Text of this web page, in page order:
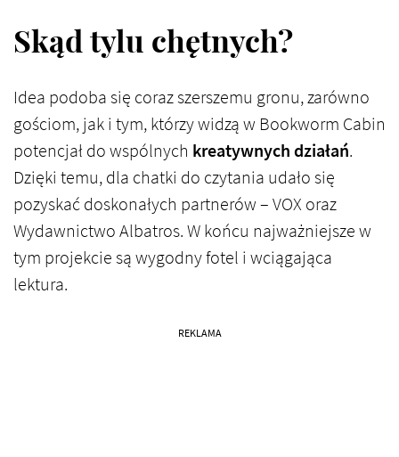
Skąd tylu chętnych?
Idea podoba się coraz szerszemu gronu, zarówno
gościom, jak i tym, którzy widzą w Bookworm Cabin
potencjał do wspólnych kreatywnych działań.
Dzięki temu, dla chatki do czytania udało się
pozyskać doskonałych partnerów – VOX oraz
Wydawnictwo Albatros. W końcu najważniejsze w
tym projekcie są wygodny fotel i wciągająca
lektura.
REKLAMA